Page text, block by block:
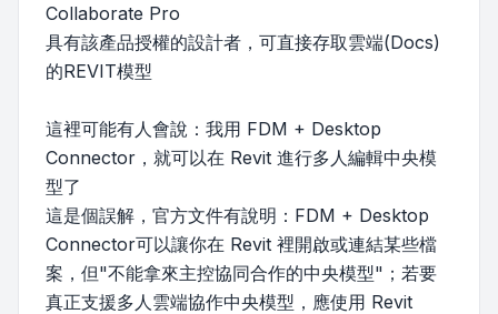
Collaborate Pro
具有該產品授權的設計者，可直接存取雲端(Docs)
的REVIT模型
這裡可能有人會說：我用 FDM + Desktop
Connector，就可以在 Revit 進行多人編輯中央模
型了
這是個誤解，官方文件有說明：FDM + Desktop
Connector可以讓你在 Revit 裡開啟或連結某些檔
案，但"不能拿來主控協同合作的中央模型"；若要
真正支援多人雲端協作中央模型，應使用 Revit